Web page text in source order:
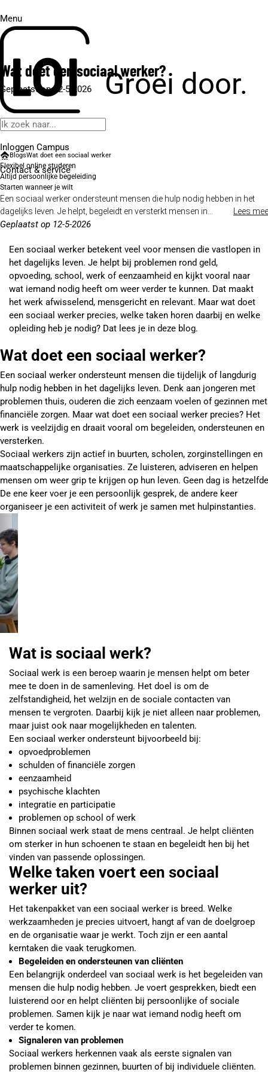
Menu
Groei door.
Inloggen Campus
Contact& service
Wat doet een sociaal werker?
Geplaatst op 12-5-2026
BlogsWat doet een sociaal werker
Flexibel online studeren
Altijd persoonlijke begeleiding
Starten wanneer je wilt
Een sociaal werker ondersteunt mensen die hulp nodig hebben in het
dagelijks leven. Je helpt, begeleidt en versterkt mensen in...
Lees
Geplaatst op 12-5-2026
Een sociaal werker betekent veel voor mensen die vastlopen in
het dagelijks leven. Je helpt bij problemen rond geld,
opvoeding, school, werk of eenzaamheid en kijkt vooral naar
wat iemand nodig heeft om weer verder te kunnen. Dat maakt
het werk afwisselend, mensgericht en relevant. Maar wat doet
een sociaal werker precies, welke taken horen daarbij en welke
opleiding heb je nodig? Dat lees je in deze blog.
Wat doet een sociaal werker?
Een sociaal werker ondersteunt mensen die tijdelijk of langdurig
hulp nodig hebben in het dagelijks leven. Denk aan jongeren met
problemen thuis, ouderen die zich eenzaam voelen of gezinnen met
financiële zorgen. Maar wat doet een sociaal werker precies? Het
werk is veelzijdig en draait vooral om begeleiden, ondersteunen en
versterken.
Sociaal werkers zijn actief in buurten, scholen, zorginstellingen en
maatschappelijke organisaties. Ze luisteren, adviseren en helpen
mensen om weer grip te krijgen op hun leven. Geen dag is
De ene keer voer je een persoonlijk gesprek, de andere keer
organiseer je een activiteit of werk je samen met hulpinstanties.
Wat is sociaal werk?
Sociaal werk is een beroep waarin je mensen helpt om beter
mee te doen in de samenleving. Het doel is om de
zelfstandigheid, het welzijn en de sociale contacten van
mensen te vergroten. Daarbij kijk je niet alleen naar problemen,
maar juist ook naar mogelijkheden en talenten.
Een sociaal werker ondersteunt bijvoorbeeld bij:
opvoedproblemen
schulden of financiële zorgen
eenzaamheid
psychische klachten
integratie en participatie
problemen op school of werk
Binnen sociaal werk staat de mens centraal. Je helpt cliënten
om sterker in hun schoenen te staan en begeleidt hen bij het
vinden van passende oplossingen.
Welke taken voert een sociaal
werker uit?
Het takenpakket van een sociaal werker is breed. Welke
werkzaamheden je precies uitvoert, hangt af van de doelgroep
en de organisatie waar je werkt. Toch zijn er een aantal
kerntaken die vaak terugkomen.
Begeleiden en ondersteunen van cliënten
Een belangrijk onderdeel van sociaal werk is het begeleiden van
mensen die hulp nodig hebben. Je voert gesprekken, biedt een
luisterend oor en helpt cliënten bij persoonlijke of sociale
problemen. Samen kijk je naar wat iemand nodig heeft om
verder te komen.
Signaleren van problemen
Sociaal werkers herkennen vaak als eerste signalen van
problemen binnen gezinnen, buurten of bij individuele cliënten.